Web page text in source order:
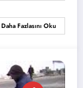
Daha Fazlasını Oku